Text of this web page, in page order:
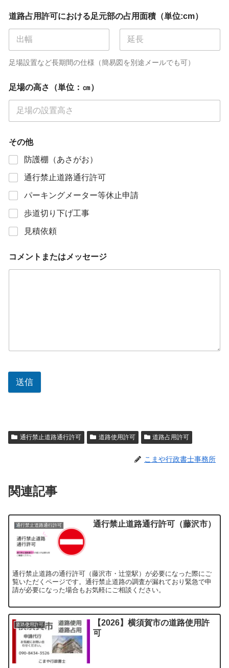
道路占用許可における足元部の占用面積（単位:cm）
足場設置など長期間の仕様（簡易図を別途メールでも可）
足場の高さ（単位：㎝）
その他
防護棚（あさがお）
通行禁止道路通行許可
パーキングメーター等休止申請
歩道切り下げ工事
見積依頼
コメントまたはメッセージ
送信
通行禁止道路通行許可 道路使用許可 道路占用許可
こまや行政書士事務所
関連記事
通行禁止道路通行許可 通行禁止道路通行許可（藤沢市）
通行禁止道路の通行許可（藤沢市・辻堂駅）が必要になった際にご
覧いただくページです。通行禁止道路の調査が漏れており緊急で申
請が必要になった場合もお気軽にご相談ください。
道路使用許可
【2026】横須賀市の道路使用許
可